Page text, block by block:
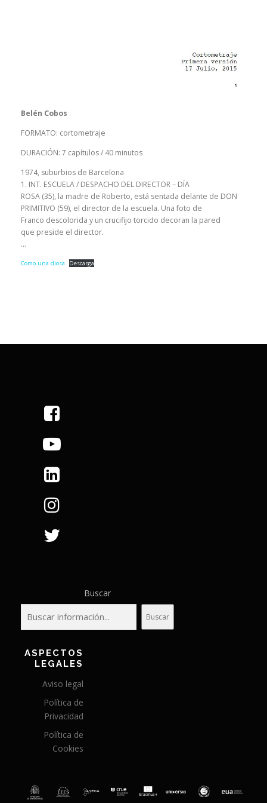
Belén Cobos
FORMATO: cortometraje
DURACIÓN: 7 capítulos / 40 minutos
1974, suburbios de Barcelona
1. INT. ESCUELA / DESPACHO DEL DIRECTOR – DÍA
ROSA (35), la madre de Roberto, está sentada delante de DON
PRIMITIVO (59), el director de la escuela. Una foto de
Franco descolorida y un crucifijo torcido decoran la pared
que preside el director.
…
Como una diosa Descarga
Buscar
Buscar
ASPECTOS
LEGALES
Aviso legal
Política de
Privacidad
Política de
Cookies